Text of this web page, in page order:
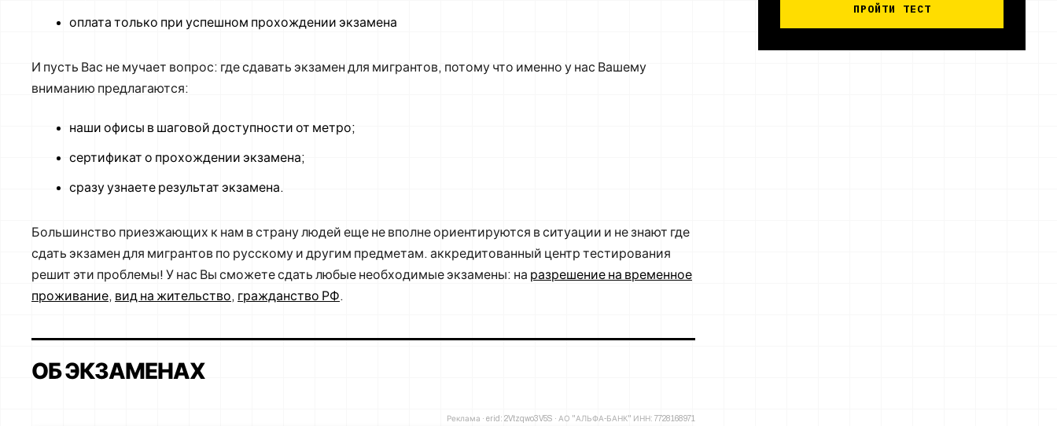
оплата только при успешном прохождении экзамена
И пусть Вас не мучает вопрос: где сдавать экзамен для мигрантов, потому что именно у нас Вашему
вниманию предлагаются:
наши офисы в шаговой доступности от метро;
сертификат о прохождении экзамена;
сразу узнаете результат экзамена.
Большинство приезжающих к нам в страну людей еще не вполне ориентируются в ситуации и не знают где
сдать экзамен для мигрантов по русскому и другим предметам. аккредитованный центр тестирования
решит эти проблемы! У нас Вы сможете сдать любые необходимые экзамены: на разрешение на временное
проживание, вид на жительство, гражданство РФ.
ОБ ЭКЗАМЕНАХ
Реклама · erid: 2Vtzqwo3V5S · АО "АЛЬФА-БАНК" ИНН: 7728168971
ПРОЙТИ ТЕСТ